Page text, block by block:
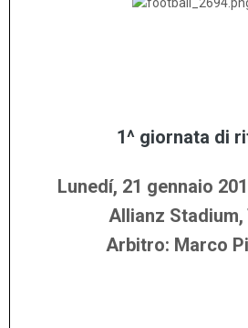
1^ giornata di
Lunedí, 21 gennaio
Allianz Stadium,
Arbitro: Marco